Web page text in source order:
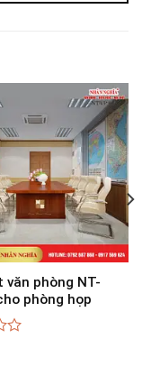
văn phòng NT-
phòng họp